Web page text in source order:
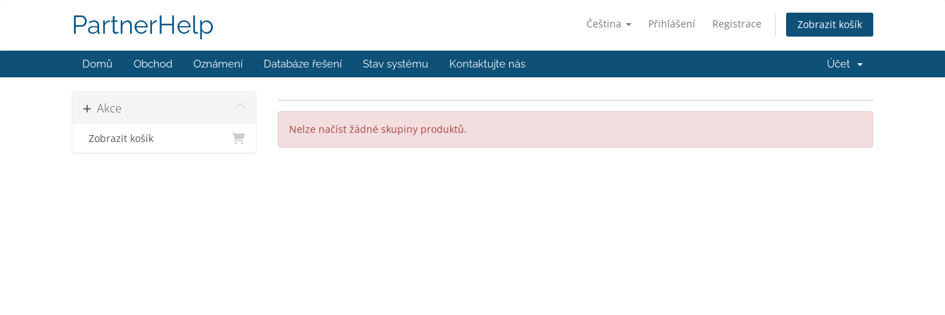
Čeština Přihlášení Registrace Zobrazit košík
PartnerHelp
Domů Obchod Oznámení Databáze řešení Stav systému Kontaktujte nás Účet
Akce
Zobrazit košík
Nelze načíst žádné skupiny produktů.